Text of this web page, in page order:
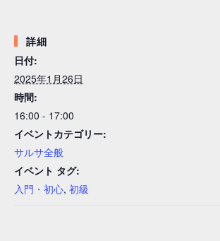
詳細
日付:
2025年1月26日
時間:
16:00 - 17:00
イベントカテゴリー:
サルサ全般
イベント タグ:
入門・初心, 初級